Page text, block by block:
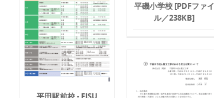
平磯小学校 [PDFファイ
ル／238KB]